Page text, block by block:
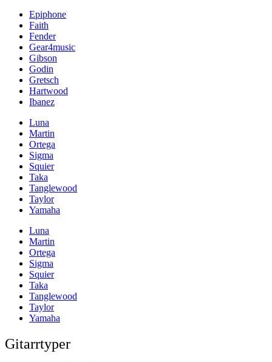
Epiphone
Faith
Fender
Gear4music
Gibson
Godin
Gretsch
Hartwood
Ibanez
Luna
Martin
Ortega
Sigma
Squier
Taka
Tanglewood
Taylor
Yamaha
Luna
Martin
Ortega
Sigma
Squier
Taka
Tanglewood
Taylor
Yamaha
Gitarrtyper